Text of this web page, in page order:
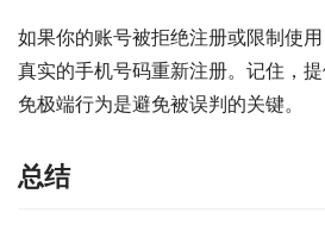
如果你的账号被拒绝注册或限制使
真实的手机号码重新注册。记住，
免极端行为是避免被误判的关键。
总结